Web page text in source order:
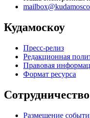
Кудамоскоу
Пресс-релиз
Редакционная
Правовая
Формат ресурса
Сотрудничество
Размещение